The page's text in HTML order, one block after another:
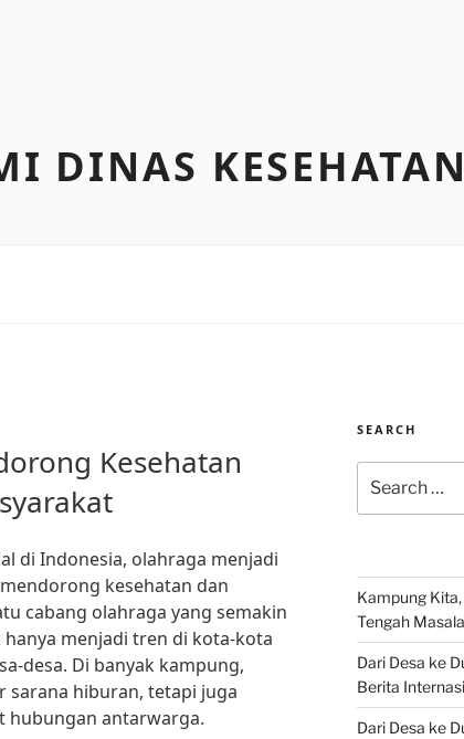
DINAS
Kesehatan
di Indonesia, olahraga menjadi
kesehatan dan
cabang olahraga yang semakin
menjadi tren di kota-kota
desa. Di banyak kampung,
sarana hiburan, tetapi juga
hubungan antarwarga.
SEARCH
for:
Kampung
Tengah
Dari Desa ke
Berita
Dari Desa ke